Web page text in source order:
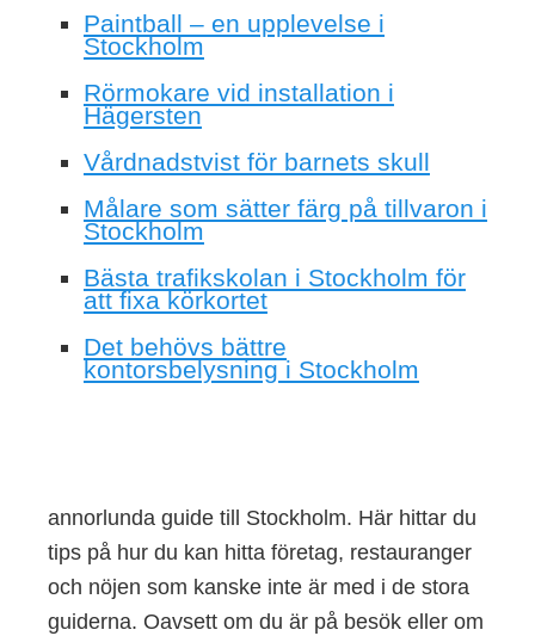
Paintball – en upplevelse i
Stockholm
Rörmokare vid installation i
Hägersten
Vårdnadstvist för barnets skull
Målare som sätter färg på tillvaron i
Stockholm
Bästa trafikskolan i Stockholm för
att fixa körkortet
Det behövs bättre
kontorsbelysning i Stockholm
annorlunda guide till Stockholm. Här hittar du
tips på hur du kan hitta företag, restauranger
och nöjen som kanske inte är med i de stora
guiderna. Oavsett om du är på besök eller om